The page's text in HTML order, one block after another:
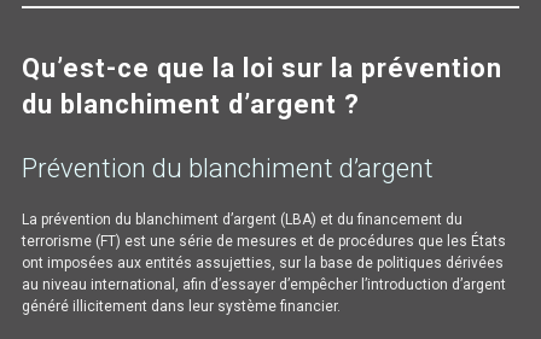
Qu’est-ce que la loi sur la prévention
du blanchiment d’argent ?
Prévention du blanchiment d’argent
La prévention du blanchiment d’argent (LBA) et du financement du
terrorisme (FT) est une série de mesures et de procédures que les États
ont imposées aux entités assujetties, sur la base de politiques dérivées
au niveau international, afin d’essayer d’empêcher l’introduction d’argent
généré illicitement dans leur système financier.